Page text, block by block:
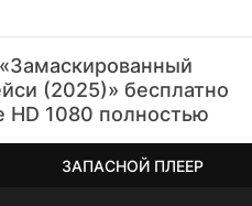
(2025)» бесплатно
HD 1080 полностью
ЗАПАСНОЙ ПЛЕЕР